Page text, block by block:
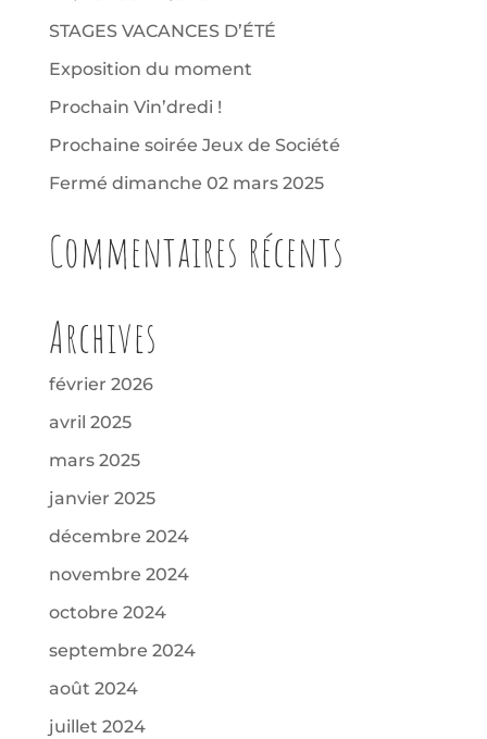
STAGES VACANCES D’ÉTÉ
Exposition du moment
Prochain Vin’dredi !
Prochaine soirée Jeux de Société
Fermé dimanche 02 mars 2025
Commentaires récents
Archives
février 2026
avril 2025
mars 2025
janvier 2025
décembre 2024
novembre 2024
octobre 2024
septembre 2024
août 2024
juillet 2024